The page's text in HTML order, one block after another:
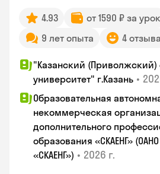
4.93
от 1590 ₽ за урок
9 лет опыта
4 отзыва
"Казанский
университет" г.Казань •
Образовательная
некоммерческая
дополнительного
образования «СКАЕНГ»
«СКАЕНГ») • 2026 г.